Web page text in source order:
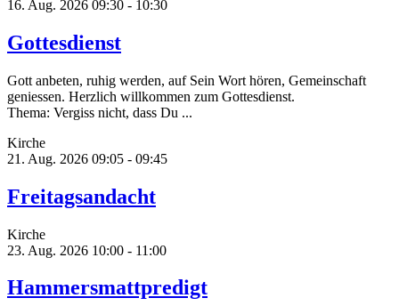
16. Aug. 2026 09:30 - 10:30
Gottesdienst
Gott anbeten, ruhig werden, auf Sein Wort hören, Gemeinschaft
geniessen. Herzlich willkommen zum Gottesdienst.
Thema: Vergiss nicht, dass Du ...
Kirche
21. Aug. 2026 09:05 - 09:45
Freitagsandacht
Kirche
23. Aug. 2026 10:00 - 11:00
Hammersmattpredigt